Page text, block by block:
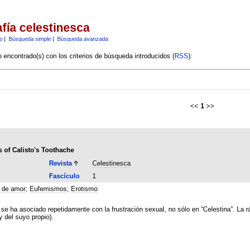
celestinesca
| Búsqueda simple| Búsqueda avanzada
encontrado(s) con los criterios de búsqueda introducidos (RSS):
<< 1 >>
of Calisto's Toothache
Revista Celestinesca
Fascículo 1
de amor; Eufemismos; Erotismo
ha asociado repetidamente con la frustración sexual, no sólo en “Celestina”.
del suyo propio).